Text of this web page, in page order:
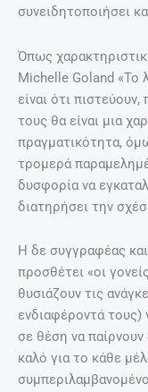
συνειδητοποιήσει
Όπως
Michelle Goland «Το
είναι ότι
τους θα είναι μια
πραγματικότητα,
τρομερά
δυσφορία να
διατηρήσει την
Η δε συγγραφέας
προσθέτει «οι
θυσιάζουν τις
ενδιαφέροντά τους)
σε θέση να
καλό για το κάθε